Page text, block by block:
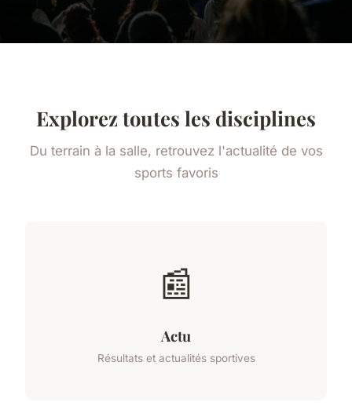
Explorez toutes les disciplines
Du terrain à la salle, retrouvez l'actualité de vos
sports favoris
📰
Actu
Résultats et actualités sportives